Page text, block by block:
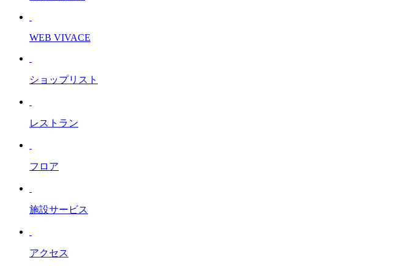
WEB VIVACE
ショップリスト
レストラン
フロア
施設サービス
アクセス